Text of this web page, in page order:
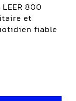
800
et
fiable